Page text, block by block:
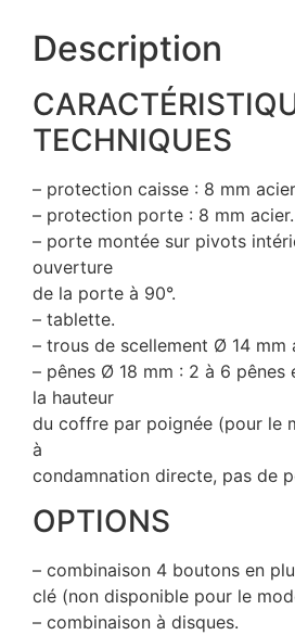
Description
TECHNIQUES
– protection caisse : 8 mm
– protection porte : 8 mm acier.
– porte montée sur pivots
ouverture
de la porte à 90°.
– tablette.
– trous de scellement Ø 14 mm
– pênes Ø 18 mm : 2 à 6 pênes
la hauteur
du coffre par poignée (pour le
à
condamnation directe, pas de
OPTIONS
– combinaison 4 boutons en
clé (non disponible pour le
– combinaison à disques.